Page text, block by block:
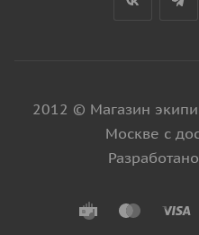
2012 © Магазин
Москве с